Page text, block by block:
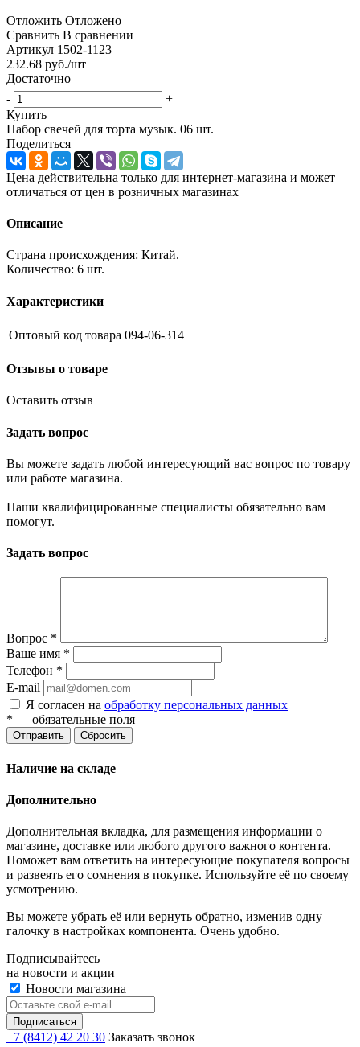
Отложить Отложено
Сравнить В сравнении
Артикул 1502-1123
232.68 руб./шт
Достаточно
-
+
Купить
Набор свечей для торта музык. 06 шт.
Поделиться
Цена действительна только для интернет-магазина и может
отличаться от цен в розничных магазинах
Описание
Страна происхождения: Китай.
Количество: 6 шт.
Характеристики
Оптовый код товара 094-06-314
Отзывы о товаре
Оставить отзыв
Задать вопрос
Вы можете задать любой интересующий вас вопрос по товару
или работе магазина.
Наши квалифицированные специалисты обязательно вам
помогут.
Задать вопрос
Вопрос *
Ваше имя *
Телефон *
E-mail
Я согласен на обработку персональных данных
* — обязательные поля
Отправить Сбросить
Наличие на складе
Дополнительно
Дополнительная вкладка, для размещения информации о
магазине, доставке или любого другого важного контента.
Поможет вам ответить на интересующие покупателя вопросы
и развеять его сомнения в покупке. Используйте её по своему
усмотрению.
Вы можете убрать её или вернуть обратно, изменив одну
галочку в настройках компонента. Очень удобно.
Подписывайтесь
на новости и акции
Новости магазина
+7 (8412) 42 20 30 Заказать звонок